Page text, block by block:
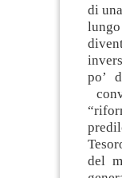
di
po’
del